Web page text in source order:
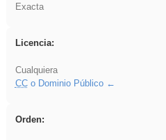
Exacta
Licencia:
Cualquiera
CCo Dominio Público
Orden: